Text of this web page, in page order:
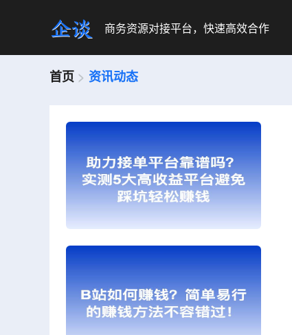
商务资源对接平台，快速高效合作
首页 > 资讯动态